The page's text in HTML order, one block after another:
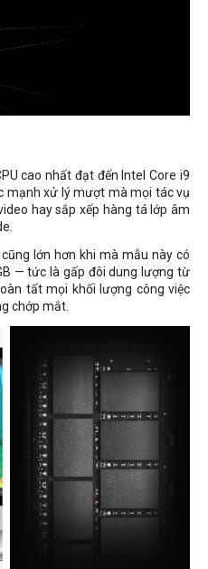
cao nhất đạt đến Intel Core i9
mạnh xử lý mượt mà mọi tác vụ
hay sắp xếp hàng tá lớp âm
lớn hơn khi mà mẫu này có
— tức là gấp đôi dung lượng từ
tất mọi khối lượng công việc
chớp mắt.